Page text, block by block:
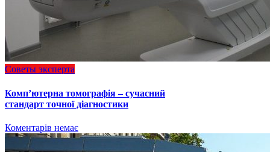
Советы эксперта
Комп’ютерна томографія – сучасний
стандарт точної діагностики
Коментарів немає